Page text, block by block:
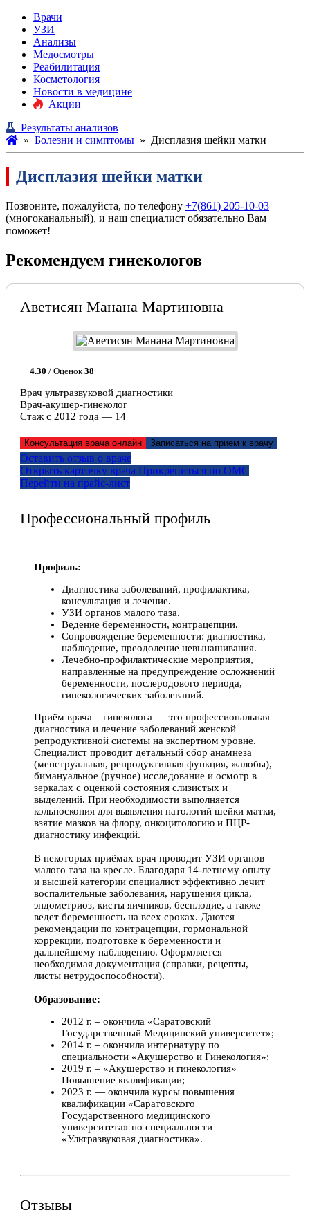
Врачи
УЗИ
Анализы
Медосмотры
Реабилитация
Косметология
Новости в медицине
Акции
Результаты анализов
» Болезни и симптомы » Дисплазия шейки матки
Дисплазия шейки матки
Позвоните, пожалуйста, по телефону +7(861) 205-10-03
(многоканальный), и наш специалист обязательно Вам
поможет!
Рекомендуем гинекологов
Аветисян Манана Мартиновна
4.30 / Оценок 38
Врач ультразвуковой диагностики
Врач-акушер-гинеколог
Стаж с 2012 года — 14
Консультация врача онлайн Записаться на прием к врачу
Оставить отзыв о враче
Открыть карточку врача Прикрепитьcя по ОМС
Перейти на прайс-лист
Профессиональный профиль
Профиль:
Диагностика заболеваний, профилактика,
консультация и лечение.
УЗИ органов малого таза.
Ведение беременности, контрацепции.
Сопровождение беременности: диагностика,
наблюдение, преодоление невынашивания.
Лечебно-профилактические мероприятия,
направленные на предупреждение осложнений
беременности, послеродового периода,
гинекологических заболеваний.
Приём врача – гинеколога — это профессиональная
диагностика и лечение заболеваний женской
репродуктивной системы на экспертном уровне.
Специалист проводит детальный сбор анамнеза
(менструальная, репродуктивная функция, жалобы),
бимануальное (ручное) исследование и осмотр в
зеркалах с оценкой состояния слизистых и
выделений. При необходимости выполняется
кольпоскопия для выявления патологий шейки матки,
взятие мазков на флору, онкоцитологию и ПЦР-
диагностику инфекций.
В некоторых приёмах врач проводит УЗИ органов
малого таза на кресле. Благодаря 14-летнему опыту
и высшей категории специалист эффективно лечит
воспалительные заболевания, нарушения цикла,
эндометриоз, кисты яичников, бесплодие, а также
ведет беременность на всех сроках. Даются
рекомендации по контрацепции, гормональной
коррекции, подготовке к беременности и
дальнейшему наблюдению. Оформляется
необходимая документация (справки, рецепты,
листы нетрудоспособности).
Образование:
2012 г. – окончила «Саратовский
Государственный Медицинский университет»;
2014 г. – окончила интернатуру по
специальности «Акушерство и Гинекология»;
2019 г. – «Акушерство и гинекология»
Повышение квалификации;
2023 г. — окончила курсы повышения
квалификации «Саратовского
Государственного медицинского
университета» по специальности
«Ультразвуковая диагностика».
Отзывы